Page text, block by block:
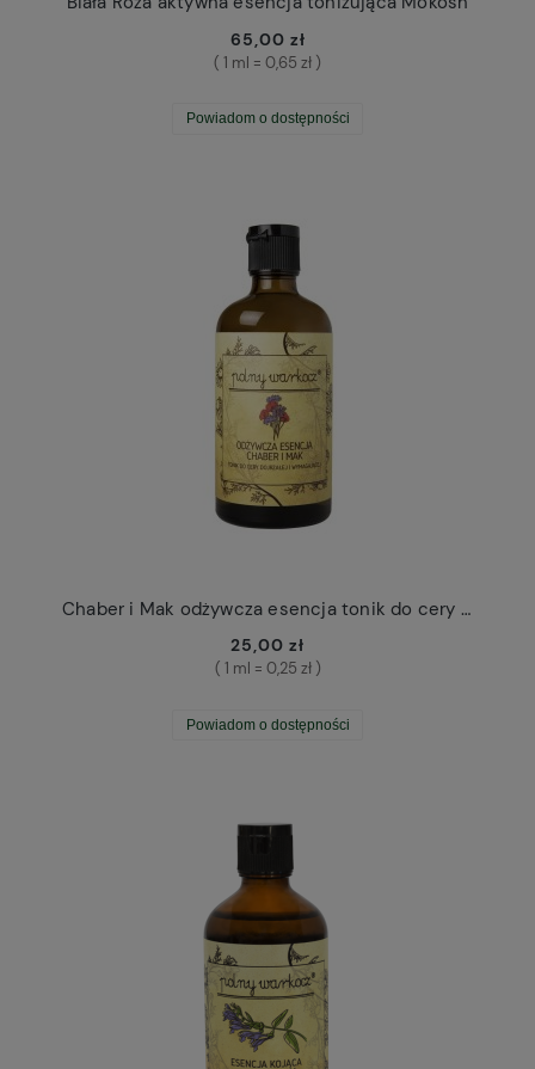
65,00 zł
( 1 ml = 0,65 zł )
Powiadom o dostępności
Chaber i Mak odżywcza esencja tonik do cery dojrzałej Polny Warkocz
25,00 zł
( 1 ml = 0,25 zł )
Powiadom o dostępności